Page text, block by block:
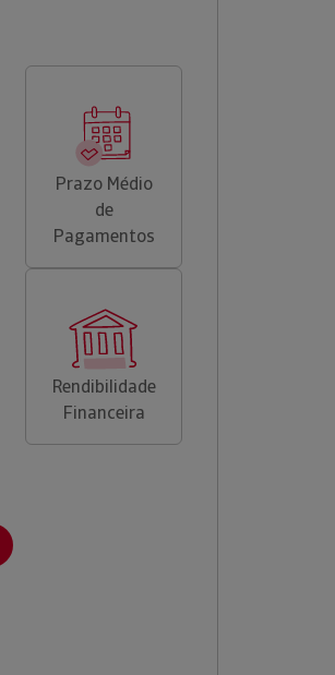
Prazo Médio
de
Pagamentos
Rendibilidade
Financeira